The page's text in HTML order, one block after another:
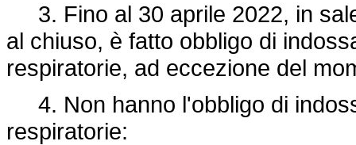
3. Fino al 30 aprile 2022, in
al chiuso, è fatto obbligo di
respiratorie, ad eccezione del
4. Non hanno l'obbligo di
respiratorie: